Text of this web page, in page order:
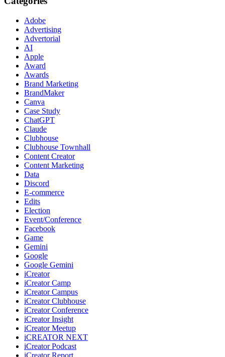
Adobe
Advertising
Advertorial
AI
Apple
Award
Awards
Brand Marketing
BrandMaker
Canva
Case Study
ChatGPT
Claude
Clubhouse
Clubhouse Townhall
Content Creator
Content Marketing
Data
Discord
E-commerce
Edits
Election
Event/Conference
Facebook
Game
Gemini
Google
Google Gemini
iCreator
iCreator Camp
iCreator Campus
iCreator Clubhouse
iCreator Conference
iCreator Insight
iCreator Meetup
iCREATOR NEXT
iCreator Podcast
iCreator Report